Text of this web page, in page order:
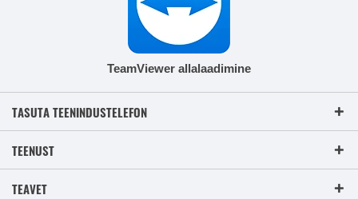
TeamViewer allalaadimine
TASUTA TEENINDUSTELEFON
TEENUST
TEAVET